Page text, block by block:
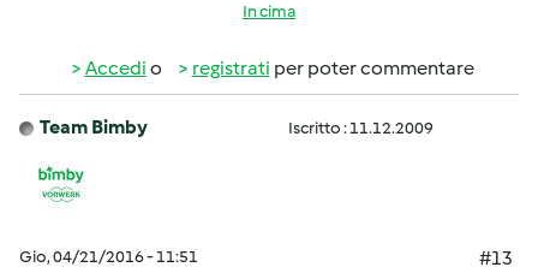
In cima
Accedi o registrati per poter commentare
Team Bimby Iscritto : 11.12.2009
Gio, 04/21/2016 - 11:51
#13